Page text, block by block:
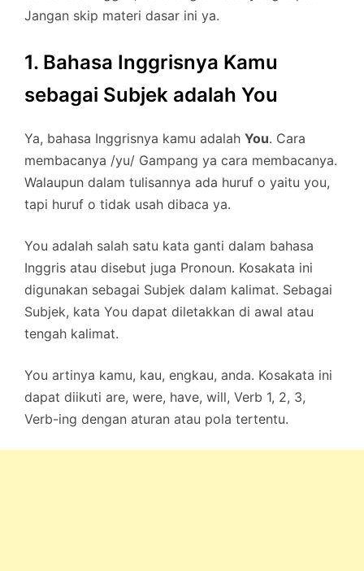
Jangan skip materi dasar ini ya.
1. Bahasa Inggrisnya Kamu
sebagai Subjek adalah You
Ya, bahasa Inggrisnya kamu adalah You. Cara
membacanya /yu/ Gampang ya cara membacanya.
Walaupun dalam tulisannya ada huruf o yaitu you,
tapi huruf o tidak usah dibaca ya.
You adalah salah satu kata ganti dalam bahasa
Inggris atau disebut juga Pronoun. Kosakata ini
digunakan sebagai Subjek dalam kalimat. Sebagai
Subjek, kata You dapat diletakkan di awal atau
tengah kalimat.
You artinya kamu, kau, engkau, anda. Kosakata ini
dapat diikuti are, were, have, will, Verb 1, 2, 3,
Verb-ing dengan aturan atau pola tertentu.